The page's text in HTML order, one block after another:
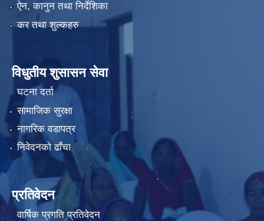
ऐन, कानुन तथा निर्देशिका
कर तथा शुल्कहरु
विधुतीय शुसासन सेवा
घटना दर्ता
सामाजिक सुरक्षा
नागरिक वडापत्र
निवेदनको ढाँचा
प्रतिवेदन
वार्षिक प्रगति प्रतिवेदन